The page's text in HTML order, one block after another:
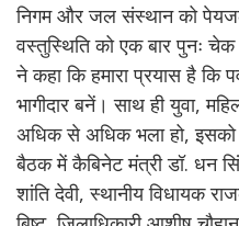
निगम और जल संस्थान को
वस्तुस्थिति को एक बार पुनः
ने कहा कि हमारा प्रयास है कि
भागीदार बनें। साथ ही युवा,
अधिक से अधिक भला हो, इसको
बैठक में कैबिनेट मंत्री डॉ. धन
शांति देवी, स्थानीय विधायक